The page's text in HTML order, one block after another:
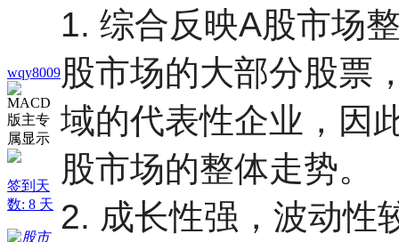
wqy8009
签到天
数: 8 天
1. 综合反映A股市场
股市场的大部分股票
域的代表性企业，因
股市场的整体走势。
2. 成长性强，波动性